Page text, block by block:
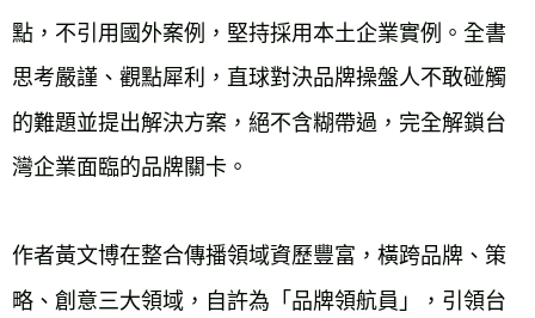
點，不引用國外案例，堅持採用本土企業實例。全書
思考嚴謹、觀點犀利，直球對決品牌操盤人不敢碰觸
的難題並提出解決方案，絕不含糊帶過，完全解鎖台
灣企業面臨的品牌關卡。
作者黃文博在整合傳播領域資歷豐富，橫跨品牌、策
略、創意三大領域，自許為「品牌領航員」，引領台